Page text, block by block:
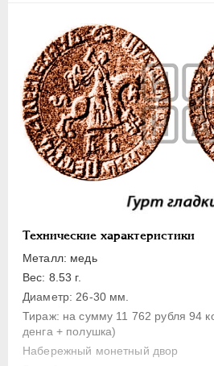
Технические характеристики
Металл: медь
Вес: 8.53 г.
Диаметр: 26-30 мм.
Тираж: на сумму 11 762 рубля 94
денга + полушка)
Набережный монетный двор
Полушка
Полполушки
Пробные
Для Речи Посполитой
Монетовидные жетоны
ЕКАТЕРИНА I
1727-1729
АННА ИОАННОВНА 1730-1740
ИОАНН АНТОНОВИЧ
ЕЛИЗАВЕТА
ПЕТР III 1762-1762
ЕКАТЕРИНА II 1762-1796
ПАВЕЛ I
1796-1801